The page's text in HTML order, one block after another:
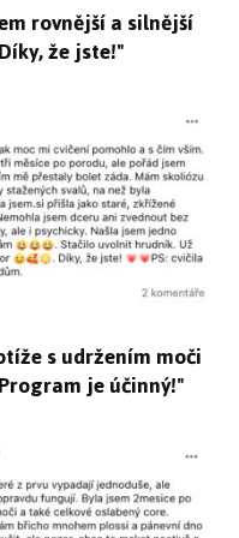
rovnější a silnější
že jste!"
s udržením moči
je účinný!"